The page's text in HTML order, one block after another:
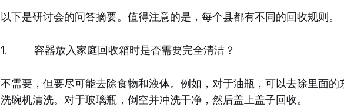
以下是研讨会的问答摘要。值得注意的是，每个县都有不同的回收规则。
1. 容器放入家庭回收箱时是否需要完全清洁？
不需要，但要尽可能去除食物和液体。例如，对于油瓶，可以去除里面的
洗碗机清洗。对于玻璃瓶，倒空并冲洗干净，然后盖上盖子回收。